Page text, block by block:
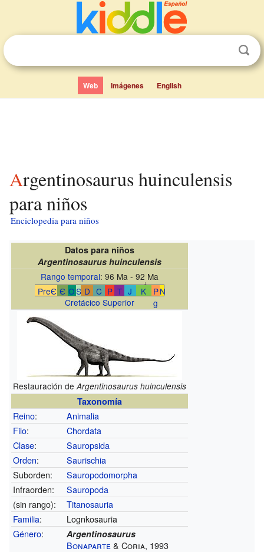
Web Imágenes English
Argentinosaurus huinculensis
para niños
Enciclopedia para niños
Datos para niños
Argentinosaurus huinculensis
Rango temporal: 96 Ma - 92 Ma
PreЄ Є OS D C P T J K
P
g
N
↓
Cretácico Superior
Restauración deArgentinosaurus huinculensis
Taxonomía
Reino:
Animalia
Filo:
Chordata
Clase:
Sauropsida
Orden:
Saurischia
Suborden:
Sauropodomorpha
Infraorden:
Sauropoda
(sin rango):
Titanosauria
Familia:
Lognkosauria
Género: Argentinosaurus
Bonaparte & Coria, 1993